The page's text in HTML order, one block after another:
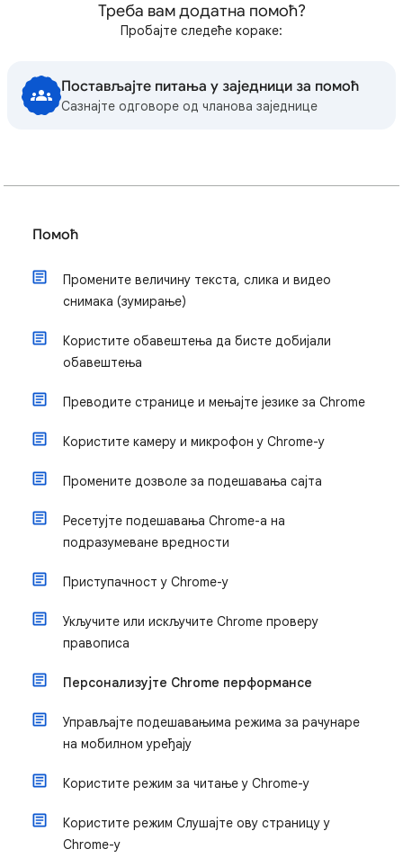
Треба вам додатна помоћ?
Пробајте следеће кораке:
Постављајте питања у заједници за помоћ
Сазнајте одговоре од чланова заједнице
Помоћ
Промените величину текста, слика и видео
снимака (зумирање)
Користите обавештења да бисте добијали
обавештења
Преводите странице и мењајте језике за Chrome
Користите камеру и микрофон у Chrome-у
Промените дозволе за подешавања сајта
Ресетујте подешавања Chrome-а на
подразумеване вредности
Приступачност у Chrome-у
Укључите или искључите Chrome проверу
правописа
Персонализујте Chrome перформансе
Управљајте подешавањима режима за рачунаре
на мобилном уређају
Користите режим за читање у Chrome-у
Користите режим Слушајте ову страницу у
Chrome-у